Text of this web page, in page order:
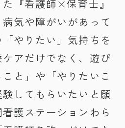
『看護師×保育士』
気や障がいがあって
やりたい」気持ちを
アだけでなく、遊び
と」や「やりたいこ
してもらいたいと願
護ステーションわら